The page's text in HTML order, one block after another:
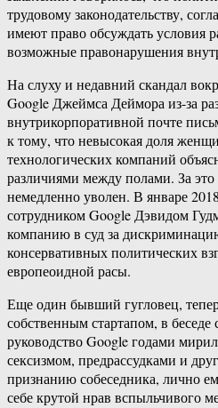
трудовому законодательству,
имеют право обсуждать условия
возможные правонарушения
На слуху и недавний скандал
Google Джеймса Деймора из-за
внутрикорпоративной почте
к тому, что невысокая доля
технологических компаний
различиями между полами. За
немедленно уволен. В январе
сотрудником Google Дэвидом
компанию в суд за
консервативных политических
европеоидной расы.
Еще один бывший гугловец,
собственным стартапом, в беседе
руководство Google годами
сексизмом, предрассудками и
признанию собеседника, лично
себе крутой нрав вспыльчивого